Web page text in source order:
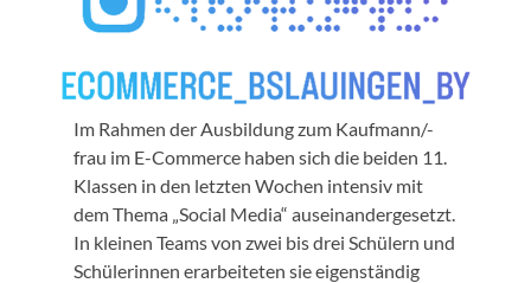
Im Rahmen der Ausbildung zum Kaufmann/-
frau im E-Commerce haben sich die beiden 11.
Klassen in den letzten Wochen intensiv mit
dem Thema „Social Media“ auseinandergesetzt.
In kleinen Teams von zwei bis drei Schülern und
Schülerinnen erarbeiteten sie eigenständig